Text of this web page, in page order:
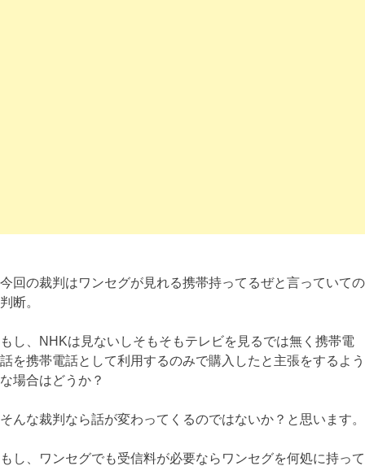
今回の裁判はワンセグが見れる携帯持ってるぜと言っていての
判断。
もし、NHKは見ないしそもそもテレビを見るでは無く携帯電
話を携帯電話として利用するのみで購入したと主張をするよう
な場合はどうか？
そんな裁判なら話が変わってくるのではないか？と思います。
もし、ワンセグでも受信料が必要ならワンセグを何処に持って